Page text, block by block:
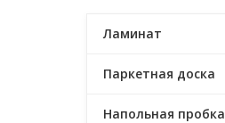
Ламинат
Паркетная доска
Напольная пробка